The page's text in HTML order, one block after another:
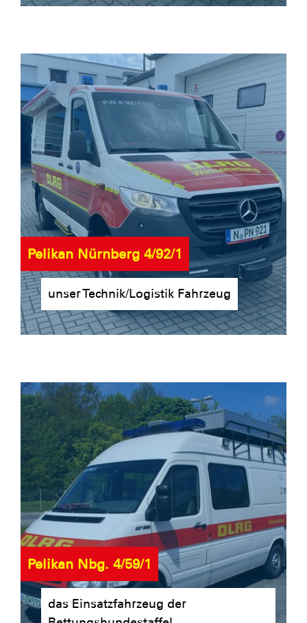
Pelikan Nürnberg 4/92/1
unser Technik/Logistik Fahrzeug
Pelikan Nbg. 4/59/1
das Einsatzfahrzeug der